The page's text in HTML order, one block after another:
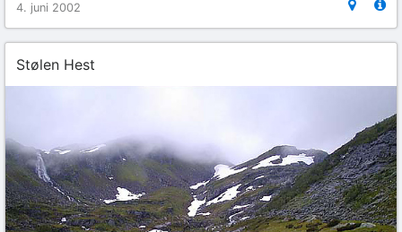
4. juni 2002
Stølen Hest